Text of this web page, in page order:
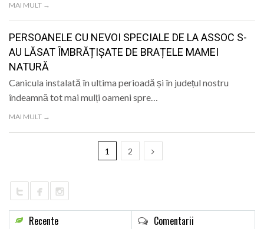
MAI MULT →
PERSOANELE CU NEVOI SPECIALE DE LA ASSOC S-
AU LĂSAT ÎMBRĂȚIȘATE DE BRAȚELE MAMEI
NATURĂ
Canicula instalată în ultima perioadă și în județul nostru
îndeamnă tot mai mulți oameni spre…
MAI MULT →
1 2
Recente Comentarii